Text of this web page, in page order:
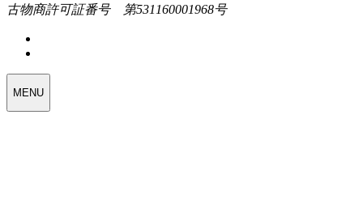
古物商許可証番号 第531160001968号
MENU